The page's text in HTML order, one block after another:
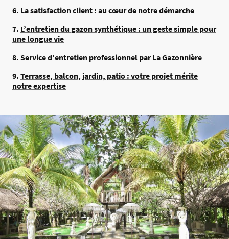
6. La satisfaction client : au cœur de notre démarche
7. L’entretien du gazon synthétique : un geste simple pour
une longue vie
8. Service d’entretien professionnel par La Gazonnière
9. Terrasse, balcon, jardin, patio : votre projet mérite
notre expertise